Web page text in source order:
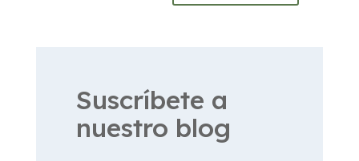
Suscríbete a
nuestro blog